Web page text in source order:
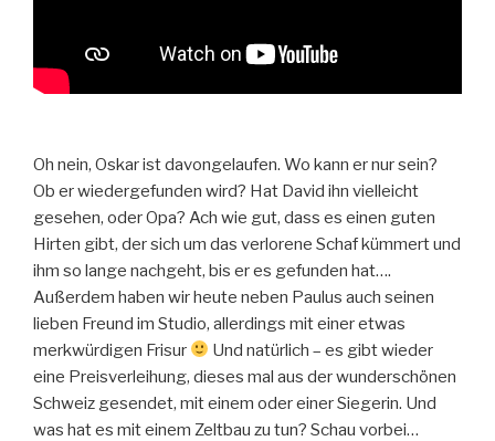
Oh nein, Oskar ist davongelaufen. Wo kann er nur sein?
Ob er wiedergefunden wird? Hat David ihn vielleicht
gesehen, oder Opa? Ach wie gut, dass es einen guten
Hirten gibt, der sich um das verlorene Schaf kümmert und
ihm so lange nachgeht, bis er es gefunden hat….
Außerdem haben wir heute neben Paulus auch seinen
lieben Freund im Studio, allerdings mit einer etwas
merkwürdigen Frisur
Und natürlich – es gibt wieder
eine Preisverleihung, dieses mal aus der wunderschönen
Schweiz gesendet, mit einem oder einer Siegerin. Und
was hat es mit einem Zeltbau zu tun? Schau vorbei…